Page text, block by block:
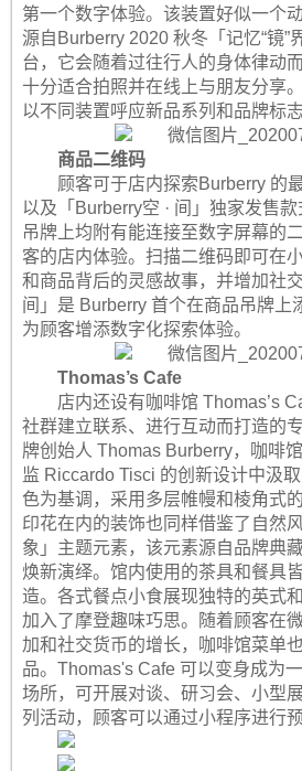
第一个数字体验。该装置好似一个
源自Burberry 2020 秋冬「记忆“镜”
台，它会随着过往行人的身体律动
十分适合拍照并在线上与朋友分享
以不同装置呼应新品系列和品牌标志
商品二维码
顾客可于店内探索Burberry 的
以及「Burberry空 · 间」独家发售
吊牌上均附有能连接至数字屏幕的
客的店内体验。扫描二维码即可在
和商品背后的灵感故事，并增加社
间」是 Burberry 首个在商品吊牌上
为顾客增添数字化探索体验。
Thomas’s Cafe
店内还设有咖啡馆 Thomas’s
社群建立联系、进行互动而打造的
牌创始人 Thomas Burberry，咖啡
监 Riccardo Tisci 的创新设计中汲
色为基调，采用多层帷幔和棱角式
印花在内的装饰也同样借鉴了自然
象」主题元素，该元素源自品牌典
焕新演绎。馆内使用的茶具和餐具
造。各式餐点小食展现独特的英式
加入了摩登趣味巧思。随着顾客在
加和社交货币的增长，咖啡馆菜单
品。Thomas's Cafe 可以变身成为
场所，可开展对谈、研习会、小型
列活动，顾客可以通过小程序进行预